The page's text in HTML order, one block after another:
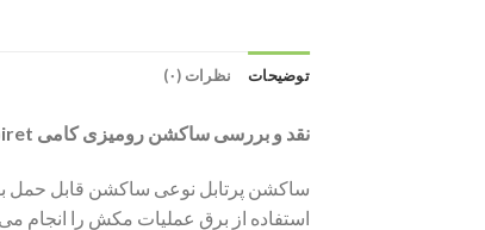
توضیحات نظرات (۰)
نقد و بررسی ساکشن رومیزی کامی Aspiret :
ساکشن پرتابل نوعی ساکشن قابل حمل
استفاده از برق عملیات مکش را انجام می